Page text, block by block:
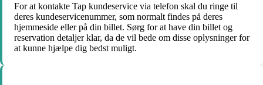
For at kontakte Tap kundeservice via telefon skal du ringe til
deres kundeservicenummer, som normalt findes på deres
hjemmeside eller på din billet. Sørg for at have din billet og
reservation detaljer klar, da de vil bede om disse oplysninger for
at kunne hjælpe dig bedst muligt.